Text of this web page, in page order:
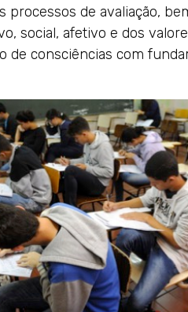
processos de avaliação,
social, afetivo e dos
de consciências com